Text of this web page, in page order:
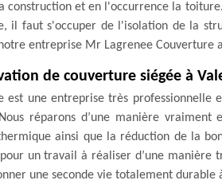
construction et en l'occurrence la
il faut s'occuper de l'isolation de la
entreprise Mr Lagrenee Couverture
de couverture siégée à
est une entreprise très
réparons d’une manière vraiment
ainsi que la réduction de la
un travail à réaliser d’une manière
une seconde vie totalement